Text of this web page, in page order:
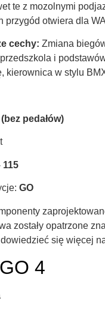
te z mozolnymi
przygód otwiera dla
cechy: Zmiana
i
kierownica w stylu
pedałów)
115
GO
zostały opatrzone
się więcej
4